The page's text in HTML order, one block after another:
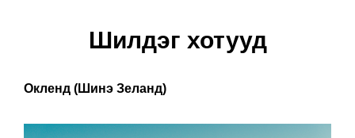
Шилдэг хотууд
Окленд (Шинэ Зеланд)